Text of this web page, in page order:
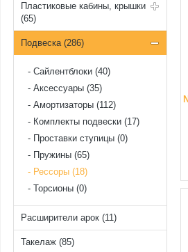
Пластиковые кабины, крышки
(65)
Подвеска (286)
Cайлентблоки (40)
Аксессуары (35)
Амортизаторы (112)
Комплекты подвески (17)
Проставки ступицы (0)
Пружины (65)
Рессоры (18)
Торсионы (0)
Расширители арок (11)
Такелаж (85)